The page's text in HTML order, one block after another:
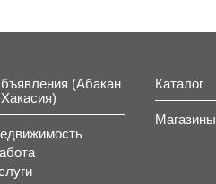
(Абакан
Каталог
Магазины